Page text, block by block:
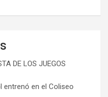
DE LOS JUEGOS
entrenó en el Coliseo